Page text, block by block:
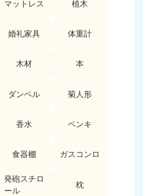
マットレス 植木
婚礼家具 体重計
木材 本
ダンベル 菊人形
香水 ペンキ
食器棚 ガスコンロ
発砲スチロ
ール
枕
無休
050-1881-5254
9:00〜19:00 年中無休
京都府
050-1881-5252
無休
中国